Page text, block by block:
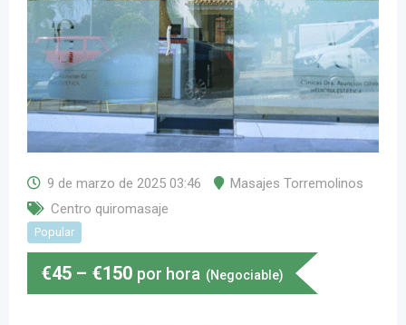
9 de marzo de 2025 03:46
Masajes Torremolinos
Centro quiromasaje
Popular
€45 – €150 por hora (Negociable)